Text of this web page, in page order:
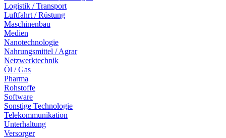
Logistik / Transport
Luftfahrt / Rüstung
Maschinenbau
Medien
Nanotechnologie
Nahrungsmittel / Agrar
Netzwerktechnik
Öl / Gas
Pharma
Rohstoffe
Software
Sonstige Technologie
Telekommunikation
Unterhaltung
Versorger